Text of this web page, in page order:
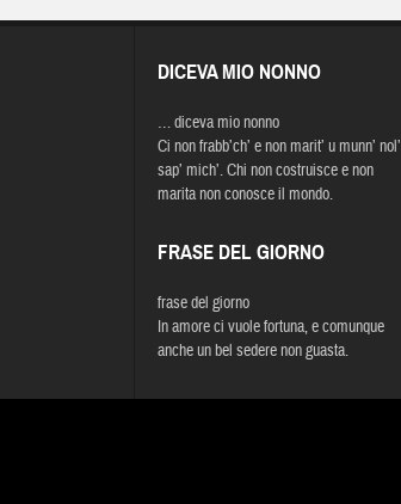
DICEVA MIO NONNO
… diceva mio nonno
Ci non frabb’ch’ e non marit’ u munn’ nol’
sap’ mich’. Chi non costruisce e non
marita non conosce il mondo.
FRASE DEL GIORNO
frase del giorno
In amore ci vuole fortuna, e comunque
anche un bel sedere non guasta.